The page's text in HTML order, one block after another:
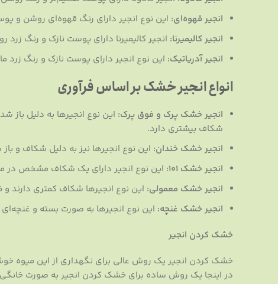
انجیر قهوه‌ای: این نوع انجیر دارای رنگ قهوه‌ای روشن و
انجیر کالیمیرنا: انجیر کالیمیرنا دارای پوست نازک و رنگ
انجیر آدریاتیک: این نوع انجیر دارای پوست نازک و رنگ
انواع انجیر خشک بر اساس فرآوری
انجیر خشک پرک و فوق پرک: این نوع انجیرها به دلیل
شکاف بیشتری دارد.
انجیر خشک خندان: این نوع انجیرها نیز به دلیل شکاف و
انجیر خشک 101:
این نوع انجیر دارای یک شکاف مشخص در
انجیر خشک معمولی: این نوع انجیرها شکاف کمتری دارند و
انجیر خشک غنچه: این نوع انجیرها به صورت بسته و
خشک کردن انجیر
خشک کردن انجیر یک روش عالی برای نگهداری از این میوه
در اینجا یک روش ساده برای خشک کردن انجیر به صورت خانگی